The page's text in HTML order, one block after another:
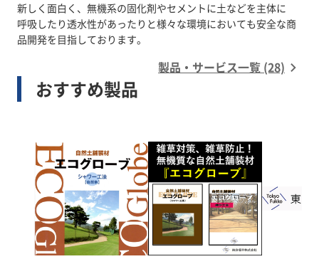
新しく面白く、無機系の固化剤やセメントに土などを主体に
呼吸したり透水性があったりと様々な環境においても安全な商
製品・サービス一覧 (28)
おすすめ製品